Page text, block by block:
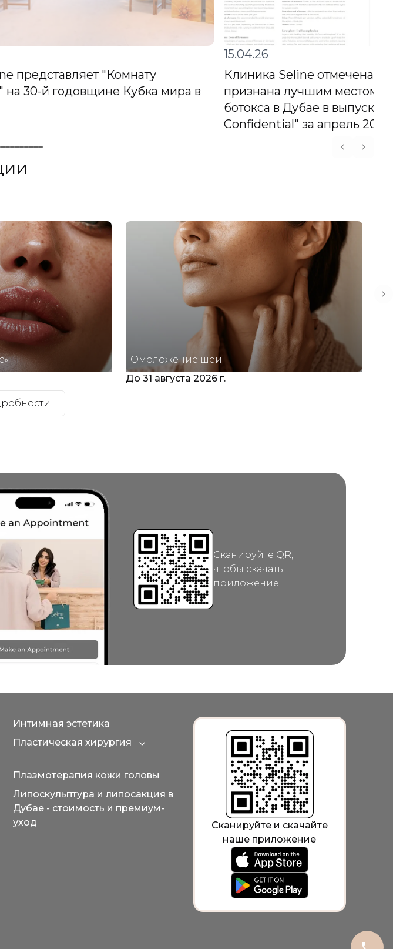
представляет "Комнату
на 30-й годовщине Кубка мира в
15.04.26
Клиника Seline отмечена в
признана лучшим местом
ботокса в Дубае в выпуске
Confidential" за апрель 2026
Previous
Next
Омоложение шеи
До 31 августа 2026 г.
Сканируйте QR,
чтобы скачать
приложение
Интимная эстетика
category
Пластическая хирургия
Expand category
Плазмотерапия кожи головы
Липоскульптура и липосакция в
Дубае - стоимость и премиум-
уход
Сканируйте и скачайте
наше приложение